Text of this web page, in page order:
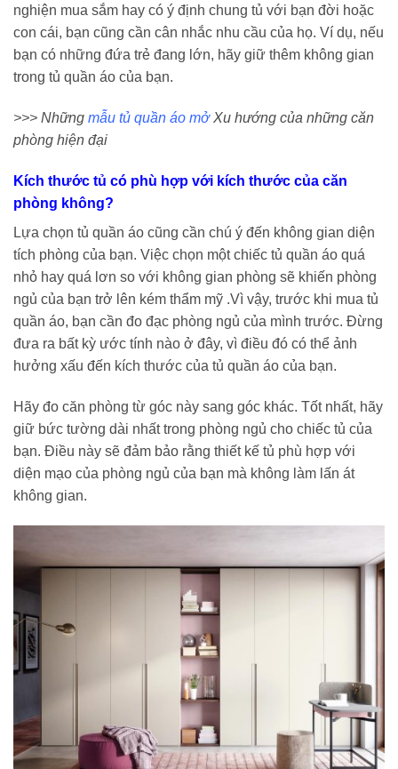
nghiện mua sắm hay có ý định chung tủ với bạn đời hoặc
con cái, bạn cũng cần cân nhắc nhu cầu của họ. Ví dụ, nếu
bạn có những đứa trẻ đang lớn, hãy giữ thêm không gian
trong tủ quần áo của bạn.
>>> Những mẫu tủ quần áo mởXu hướng của những căn
phòng hiện đại
Kích thước tủ có phù hợp với kích thước của căn
phòng không?
Lựa chọn tủ quần áo cũng cần chú ý đến không gian diện
tích phòng của bạn. Việc chọn một chiếc tủ quần áo quá
nhỏ hay quá lơn so với không gian phòng sẽ khiến phòng
ngủ của bạn trở lên kém thẩm mỹ .Vì vậy, trước khi mua tủ
quần áo, bạn cần đo đạc phòng ngủ của mình trước. Đừng
đưa ra bất kỳ ước tính nào ở đây, vì điều đó có thể ảnh
hưởng xấu đến kích thước của tủ quần áo của bạn.
Hãy đo căn phòng từ góc này sang góc khác. Tốt nhất, hãy
giữ bức tường dài nhất trong phòng ngủ cho chiếc tủ của
bạn. Điều này sẽ đảm bảo rằng thiết kế tủ phù hợp với
diện mạo của phòng ngủ của bạn mà không làm lấn át
không gian.